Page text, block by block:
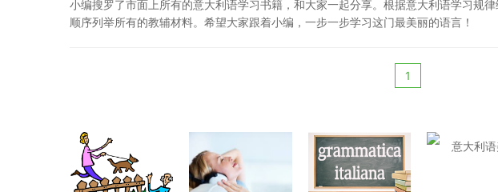
小编搜罗了市面上所有的意大利语学习书籍，和大家一起分享。根据意大利语学习规
顺序列举所有的教辅材料。希望大家跟着小编，一步一步学习这门最美丽的语言！
1